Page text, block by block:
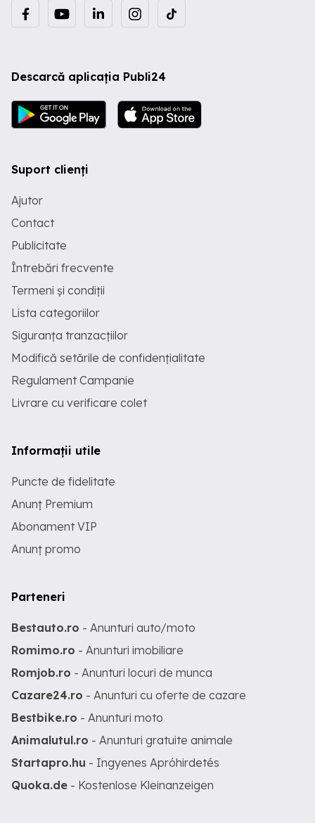
Descarcă aplicația Publi24
Suport clienți
Ajutor
Contact
Publicitate
Întrebări frecvente
Termeni și condiții
Lista categoriilor
Siguranța tranzacțiilor
Modifică setările de confidențialitate
Regulament Campanie
Livrare cu verificare colet
Informații utile
Puncte de fidelitate
Anunț Premium
Abonament VIP
Anunț promo
Parteneri
Bestauto.ro - Anunturi auto/moto
Romimo.ro - Anunturi imobiliare
Romjob.ro - Anunturi locuri de munca
Cazare24.ro - Anunturi cu oferte de cazare
Bestbike.ro - Anunturi moto
Animalutul.ro - Anunturi gratuite animale
Startapro.hu - Ingyenes Apróhirdetés
Quoka.de - Kostenlose Kleinanzeigen